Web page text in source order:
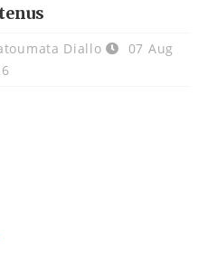
Diallo
07 Aug